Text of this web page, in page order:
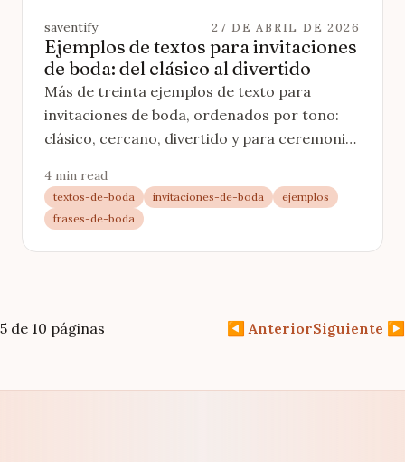
saventify 27 DE ABRIL DE 2026
Ejemplos de textos para invitaciones
de boda: del clásico al divertido
Más de treinta ejemplos de texto para
invitaciones de boda, ordenados por tono:
clásico, cercano, divertido y para ceremonia
4 min read
textos-de-boda invitaciones-de-boda
ejemplos
frases-de-boda
5 de 10 páginas ◀AnteriorSiguiente ▶